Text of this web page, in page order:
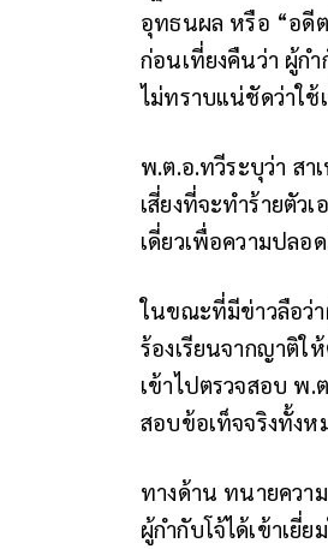
อุทธนผล หรือ “อดี
ก่อนเที่ยงคืนว่า ผู้ก
ไม่ทราบแน่ชัดว่าใช้
พ.ต.อ.ทวีระบุว่า สา
เสี่ยงที่จะทำร้ายตัว
เดี่ยวเพื่อความปลอ
ในขณะที่มีข่าวลือว่า
ร้องเรียนจากญาติใ
เข้าไปตรวจสอบ พ.
สอบข้อเท็จจริงทั้งห
ทางด้าน ทนายควา
ผู้กำกับโจ้ได้เข้าเยี่